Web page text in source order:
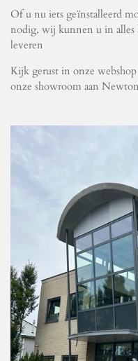
Of u nu iets geïnstalleerd
nodig, wij kunnen u in alles
leveren
Kijk gerust in onze
onze showroom aan